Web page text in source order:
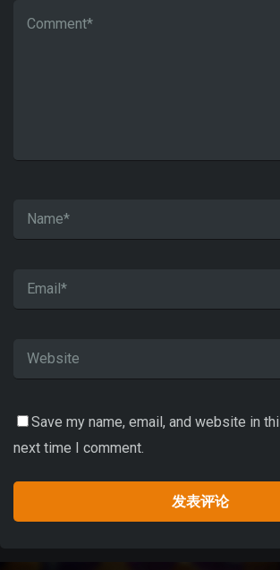
Save my name, email, and website in
next time I comment.